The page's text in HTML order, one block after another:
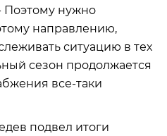
Поэтому нужно
направлению,
ситуацию в тех
сезон продолжается
все-таки
подвел итоги